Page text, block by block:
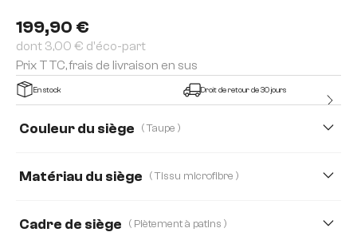
199,90 €
dont 3,00 € d'éco-part
Prix TTC, frais de livraison en sus
En stock Droit de retour de 30 jours
Couleur du siège ( Taupe )
Matériau du siège ( Tissu microfibre )
Cadre de siège ( Piètement à patins )